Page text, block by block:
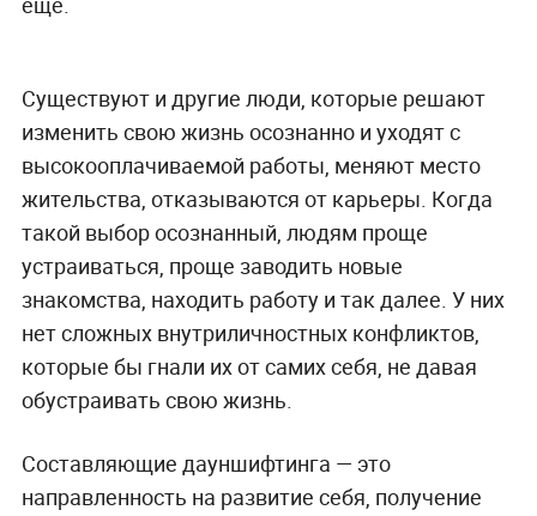
Существуют и другие люди, которые решают
изменить свою жизнь осознанно и уходят с
высокооплачиваемой работы, меняют место
жительства, отказываются от карьеры. Когда
такой выбор осознанный, людям проще
устраиваться, проще заводить новые
знакомства, находить работу и так далее. У них
нет сложных внутриличностных конфликтов,
которые бы гнали их от самих себя, не давая
обустраивать свою жизнь.
Составляющие дауншифтинга — это
направленность на развитие себя, получение